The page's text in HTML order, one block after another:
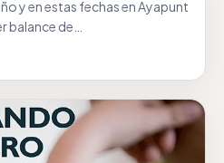
y en estas fechas en Ayapunt
balance de…